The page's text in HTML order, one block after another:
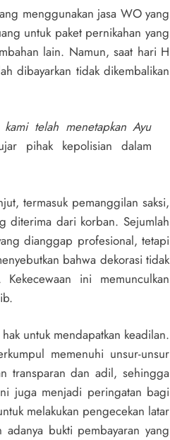
menggunakan jasa WO yang
untuk paket pernikahan yang
lain. Namun, saat hari H
dibayarkan tidak dikembalikan
telah menetapkan Ayu
pihak kepolisian dalam
termasuk pemanggilan saksi,
diterima dari korban. Sejumlah
dianggap profesional, tetapi
bahwa dekorasi tidak
ini memunculkan
untuk mendapatkan keadilan.
memenuhi unsur-unsur
transparan dan adil, sehingga
juga menjadi peringatan bagi
melakukan pengecekan latar
bukti pembayaran yang